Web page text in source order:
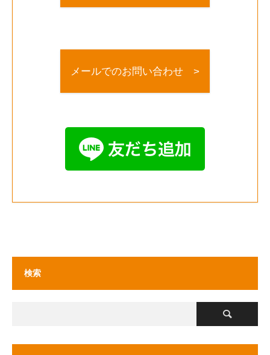
メールでのお問い合わせ >
検索